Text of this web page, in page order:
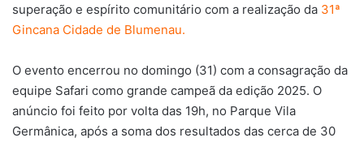
superação e espírito comunitário com a realização da 31ª
Gincana Cidade de Blumenau.
O evento encerrou no domingo (31) com a consagração da
equipe Safari como grande campeã da edição 2025. O
anúncio foi feito por volta das 19h, no Parque Vila
Germânica, após a soma dos resultados das cerca de 30